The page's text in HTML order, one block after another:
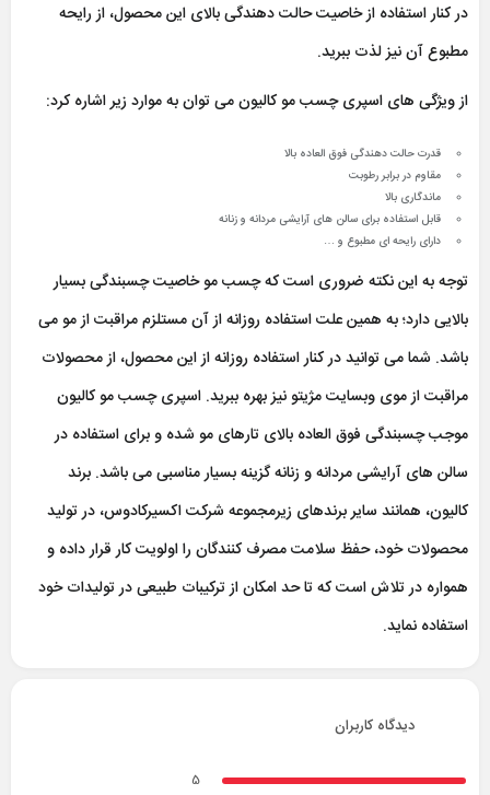
در کنار استفاده از خاصیت حالت دهندگی بالای این محصول، از رایحه
مطبوع آن نیز لذت ببرید.
از ویژگی های اسپری چسب مو کالیون می توان به موارد زیر اشاره کرد:
قدرت حالت دهندگی فوق العاده بالا
مقاوم در برابر رطوبت
ماندگاری بالا
قابل استفاده برای سالن های آرایشی مردانه و زنانه
دارای رایحه ای مطبوع و …
توجه به این نکته ضروری است که چسب مو خاصیت چسبندگی بسیار
بالایی دارد؛ به همین علت استفاده روزانه از آن مستلزم مراقبت از مو می
باشد. شما می توانید در کنار استفاده روزانه از این محصول، از محصولات
مراقبت از موی وبسایت مژیتو نیز بهره ببرید. اسپری چسب مو کالیون
موجب چسبندگی فوق العاده بالای تارهای مو شده و برای استفاده در
سالن های آرایشی مردانه و زنانه گزینه بسیار مناسبی می باشد. برند
کالیون، همانند سایر برندهای زیرمجموعه شرکت اکسیرکادوس، در تولید
محصولات خود، حفظ سلامت مصرف کنندگان را اولویت کار قرار داده و
همواره در تلاش است که تا حد امکان از ترکیبات طبیعی در تولیدات خود
استفاده نماید.
دیدگاه کاربران
5